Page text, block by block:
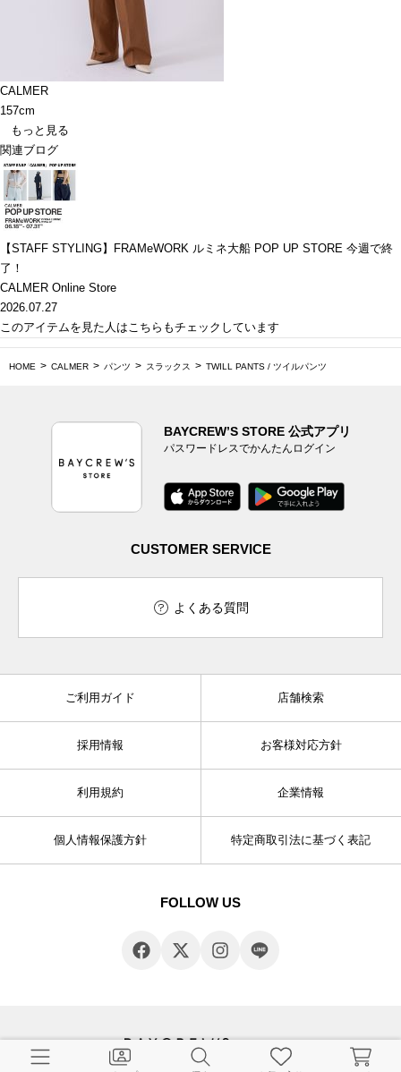
CALMER
157cm
もっと見る
関連ブログ
【STAFF STYLING】FRAMeWORK ルミネ大船 POP UP STORE 今週で終
了！
CALMER Online Store
2026.07.27
このアイテムを見た人はこちらもチェックしています
HOME CALMER パンツ スラックス TWILL PANTS / ツイルパンツ
BAYCREW’S STORE 公式アプリ
パスワードレスでかんたんログイン
CUSTOMER SERVICE
よくある質問
ご利用ガイド 店舗検索
採用情報 お客様対応方針
利用規約 企業情報
個人情報保護方針 特定商取引法に基づく表記
FOLLOW US
© BAYCREW’S CO., LTD. All rights reserved.